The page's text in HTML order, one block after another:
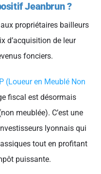
Jeanbrun ?
propriétaires bailleurs
d’acquisition de leur
fonciers.
(Loueur en Meublé Non
fiscal est désormais
meublée). C’est une
lyonnais qui
tout en profitant
puissante.